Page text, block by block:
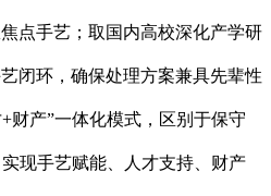
点手艺；取国内高校深化产学研
闭环，确保处理方案兼具先辈性
财产”一体化模式，区别于保守
现手艺赋能、人才支持、财产